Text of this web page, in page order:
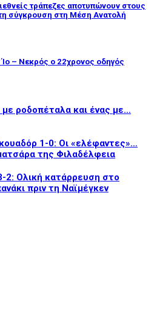
τράπεζες αποτυπώνουν στους
σύγκρουση στη Μέση Ανατολή
– Νεκρός ο 22χρονος οδηγός
ροδοπέταλα και ένας με…
1-0: Οι «ελέφαντες»…
της Φιλαδέλφεια
2: Ολική κατάρρευση στο
πριν τη Ναϊμέγκεν